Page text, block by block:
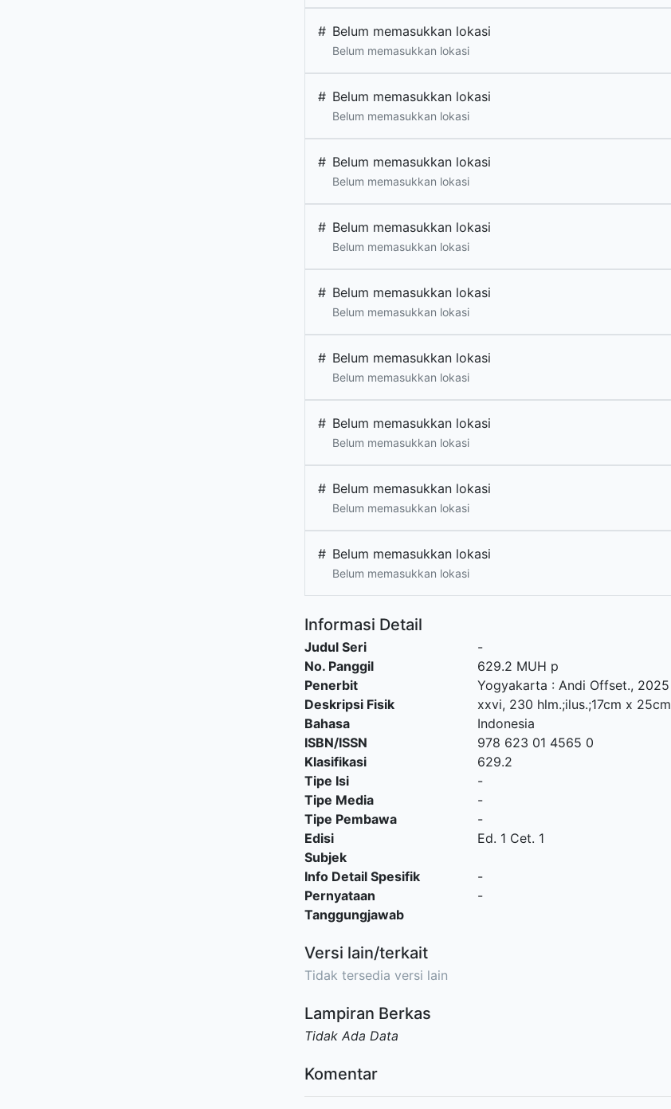
# Belum memasukkan lokasi
Belum memasukkan lokasi
# Belum memasukkan lokasi
Belum memasukkan lokasi
# Belum memasukkan lokasi
Belum memasukkan lokasi
# Belum memasukkan lokasi
Belum memasukkan lokasi
# Belum memasukkan lokasi
Belum memasukkan lokasi
# Belum memasukkan lokasi
Belum memasukkan lokasi
# Belum memasukkan lokasi
Belum memasukkan lokasi
# Belum memasukkan lokasi
Belum memasukkan lokasi
# Belum memasukkan lokasi
Belum memasukkan lokasi
Informasi Detail
Judul Seri
-
No. Panggil
629.2 MUH p
Penerbit
Yogyakarta : Andi Offset., 2025
Deskripsi Fisik
xxvi, 230 hlm.;ilus.;17cm x 25cm
Bahasa
Indonesia
ISBN/ISSN
978 623 01 4565 0
Klasifikasi
629.2
Tipe Isi
-
Tipe Media
-
Tipe Pembawa
-
Edisi
Ed. 1 Cet. 1
Subjek
Info Detail Spesifik
-
Pernyataan
Tanggungjawab
-
Versi lain/terkait
Tidak tersedia versi lain
Lampiran Berkas
Tidak Ada Data
Komentar